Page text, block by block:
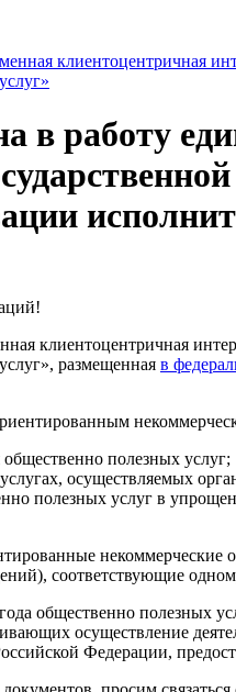
в работу
клиентоцентричная
размещенная в
полезных услуг;
осуществляемых
полезных услуг в
соответствующие
общественно полезных
осуществление
Федерации,